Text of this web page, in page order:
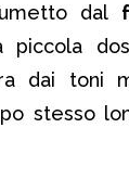
dal
piccola
dai toni
stesso